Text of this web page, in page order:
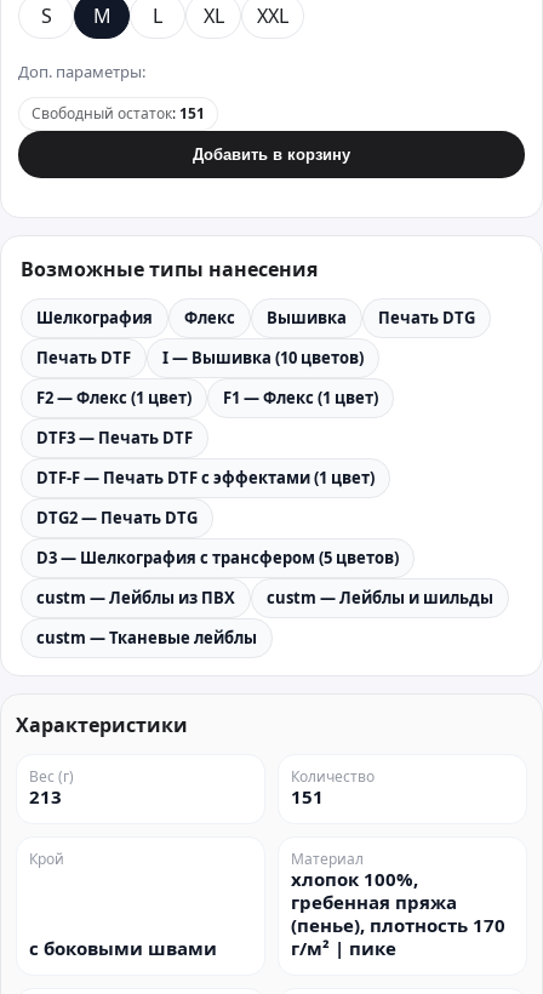
S M L XL XXL
Доп. параметры:
Свободный остаток: 151
Добавить в корзину
Возможные типы нанесения
Шелкография Флекс Вышивка
Печать DTG
Печать DTF
I — Вышивка (10 цветов)
F2 — Флекс (1 цвет)
F1 — Флекс (1 цвет)
DTF3 — Печать DTF
DTF-F — Печать DTF с эффектами (1 цвет)
DTG2 — Печать DTG
D3 — Шелкография с трансфером (5 цветов)
custm — Лейблы из ПВХ
custm — Лейблы и шильды
custm — Тканевые лейблы
Характеристики
Вес (г)
213
Количество
151
Крой
с боковыми швами
Материал
хлопок 100%,
гребенная пряжа
(пенье), плотность 170
г/м² | пике